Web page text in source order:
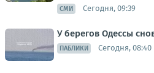
СМИ Сегодня, 09:39
У берегов Одессы
ПАБЛИКИ Сегодня, 08:40